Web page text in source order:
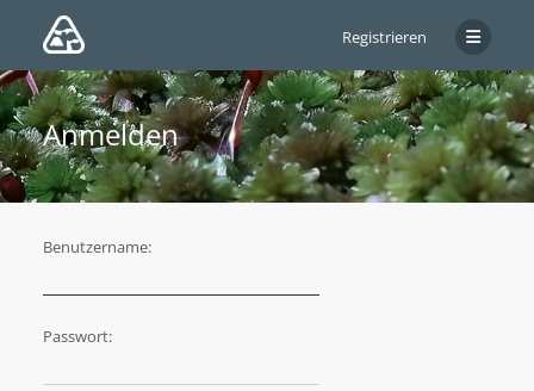
Registrieren
Anmelden
Benutzername:
Passwort: